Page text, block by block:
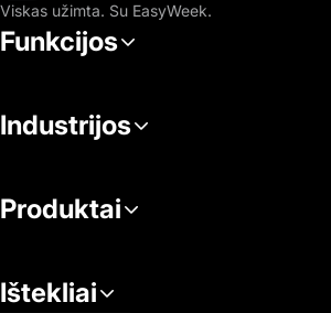
Viskas užimta. Su EasyWeek.
Funkcijos
Industrijos
Produktai
Ištekliai